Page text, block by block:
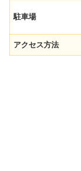
駐車場
アクセス方法